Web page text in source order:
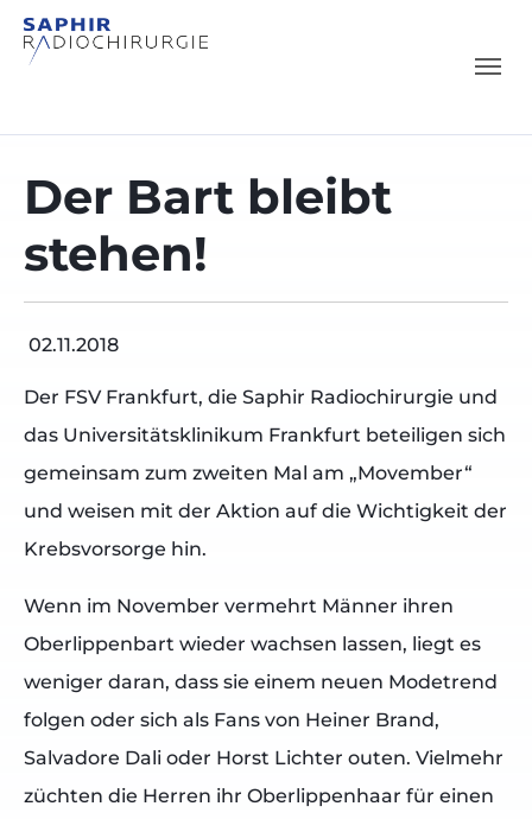
Skip to main content
Skip to page footer
Der Bart bleibt
stehen!
02.11.2018
Der FSV Frankfurt, die Saphir Radiochirurgie und
das Universitätsklinikum Frankfurt beteiligen sich
gemeinsam zum zweiten Mal am „Movember“
und weisen mit der Aktion auf die Wichtigkeit der
Krebsvorsorge hin.
Wenn im November vermehrt Männer ihren
Oberlippenbart wieder wachsen lassen, liegt es
weniger daran, dass sie einem neuen Modetrend
folgen oder sich als Fans von Heiner Brand,
Salvadore Dali oder Horst Lichter outen. Vielmehr
züchten die Herren ihr Oberlippenhaar für einen